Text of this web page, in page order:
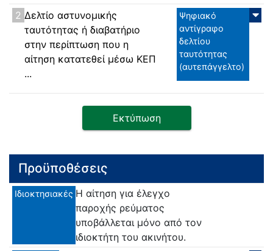
2 Δελτίο αστυνομικής
ταυτότητας ή διαβατήριο
στην περίπτωση που η
αίτηση κατατεθεί μέσω ΚΕΠ
...
Ψηφιακό
αντίγραφο
δελτίου
ταυτότητας
(αυτεπάγγελτο)
Εκτύπωση
Προϋποθέσεις
Ιδιοκτησιακές Η αίτηση για έλεγχο
παροχής ρεύματος
υποβάλλεται μόνο από τον
ιδιοκτήτη του ακινήτου.